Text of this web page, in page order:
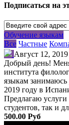
Подписаться на
Обучение языкам
Все Частные
Август 12, 2019
Добрый день!
института
языкам
2019 году в
Предлагаю
студентов, так и
500.00 Руб